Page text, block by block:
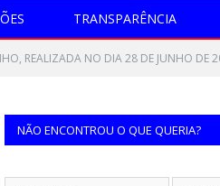
TRANSPARÊNCIA
REALIZADA NO DIA 28 DE JUNHO DE
NÃO ENCONTROU O QUE QUERIA?